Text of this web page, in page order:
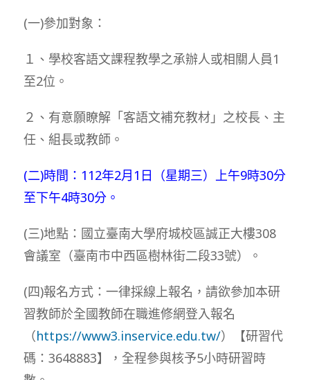
(一)參加對象：
１、學校客語文課程教學之承辦人或相關人員1
至2位。
２、有意願瞭解「客語文補充教材」之校長、主
任、組長或教師。
(二)時間：112年2月1日（星期三）上午9時30分
至下午4時30分。
(三)地點：國立臺南大學府城校區誠正大樓308
會議室（臺南市中西區樹林街二段33號）。
(四)報名方式：一律採線上報名，請欲參加本研
習教師於全國教師在職進修網登入報名
（https://www3.inservice.edu.tw/）【研習代
碼：3648883】，全程參與核予5小時研習時